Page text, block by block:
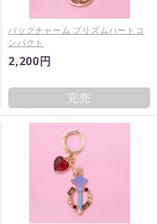
バッグチャーム プリズムハートコ
ンパクト
2,200円
完売